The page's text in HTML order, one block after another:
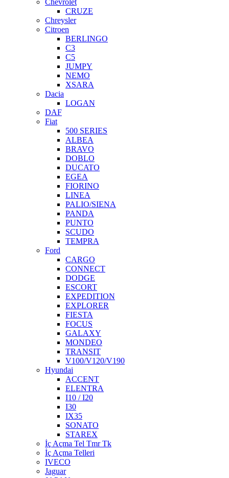
Chevrolet
CRUZE
Chreysler
Citroen
BERLINGO
C3
C5
JUMPY
NEMO
XSARA
Dacia
LOGAN
DAF
Fiat
500 SERIES
ALBEA
BRAVO
DOBLO
DUCATO
EGEA
FIORINO
LINEA
PALIO/SIENA
PANDA
PUNTO
SCUDO
TEMPRA
Ford
CARGO
CONNECT
DODGE
ESCORT
EXPEDITION
EXPLORER
FIESTA
FOCUS
GALAXY
MONDEO
TRANSIT
V100/V120/V190
Hyundai
ACCENT
ELENTRA
I10 / I20
I30
IX35
SONATO
STAREX
İç Açma Tel Tmr Tk
İç Açma Telleri
IVECO
Jaguar